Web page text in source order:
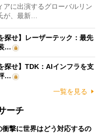
に出演するグローバルリン
が、最新…
探せ】レーザーテック：最先
…
探せ】TDK：AIインフラを支
…
一覧を見る
ーチ
撃に世界はどう対応するの